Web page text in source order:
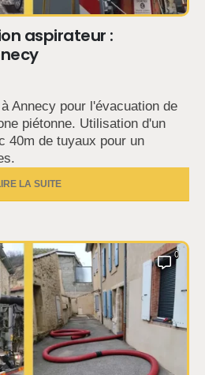
aspirateur :
Annecy pour l'évacuation de
piétonne. Utilisation d'un
40m de tuyaux pour un
LA SUITE
0